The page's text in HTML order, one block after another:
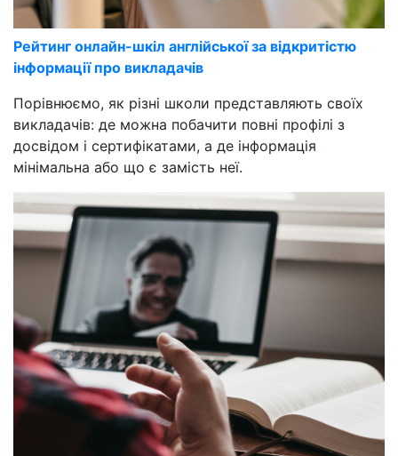
Рейтинг онлайн-шкіл англійської за відкритістю
інформації про викладачів
Порівнюємо, як різні школи представляють своїх
викладачів: де можна побачити повні профілі з
досвідом і сертифікатами, а де інформація
мінімальна або що є замість неї.